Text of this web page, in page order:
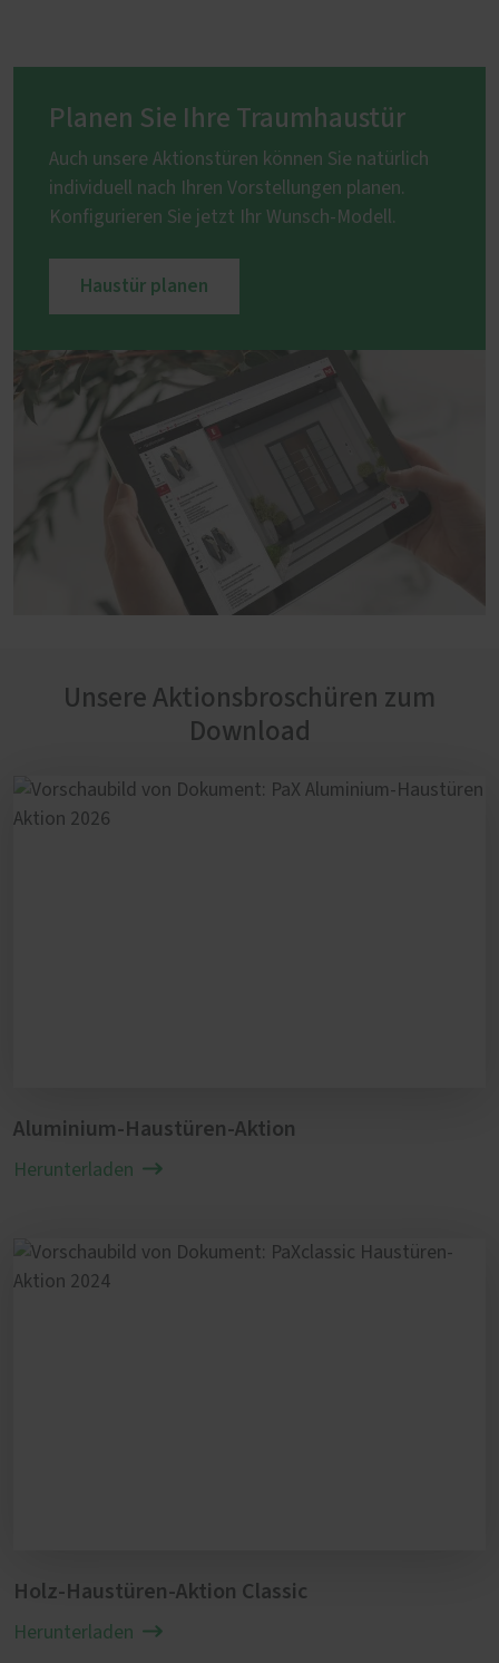
Planen Sie Ihre Traumhaustür
Auch unsere Aktionstüren können Sie natürlich
individuell nach Ihren Vorstellungen planen.
Konfigurieren Sie jetzt Ihr Wunsch-Modell.
Haustür planen
Unsere Aktionsbroschüren zum
Download
Aluminium-Haustüren-Aktion
Herunterladen
Holz-Haustüren-Aktion Classic
Herunterladen